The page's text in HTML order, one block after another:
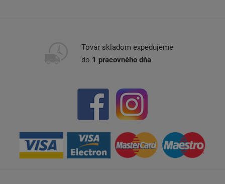
Tovar skladom expedujeme
do 1 pracovného dňa